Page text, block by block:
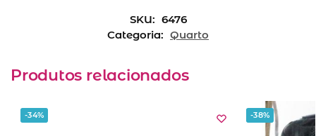
SKU: 6476
Categoria: Quarto
Produtos relacionados
-34% -38%